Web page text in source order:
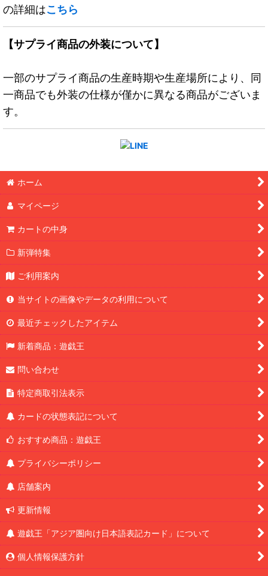
の詳細はこちら
【サプライ商品の外装について】
一部のサプライ商品の生産時期や生産場所により、同
一商品でも外装の仕様が僅かに異なる商品がございま
す。
ホーム
マイページ
カートの中身
新弾特集
ご利用案内
当サイトの画像やデータの利用について
最近チェックしたアイテム
新着商品：遊戯王
問い合わせ
特定商取引法表示
カードの状態表記について
おすすめ商品：遊戯王
プライバシーポリシー
店舗案内
更新情報
遊戯王「アジア圏向け日本語表記カード」について
個人情報保護方針